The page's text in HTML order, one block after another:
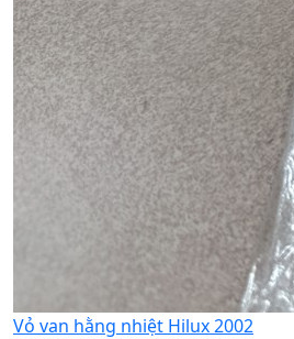
Vỏ van hằng nhiệt Hilux 2002